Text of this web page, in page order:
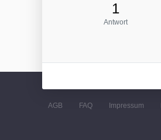
1
Antwort
AGB FAQ Impressum